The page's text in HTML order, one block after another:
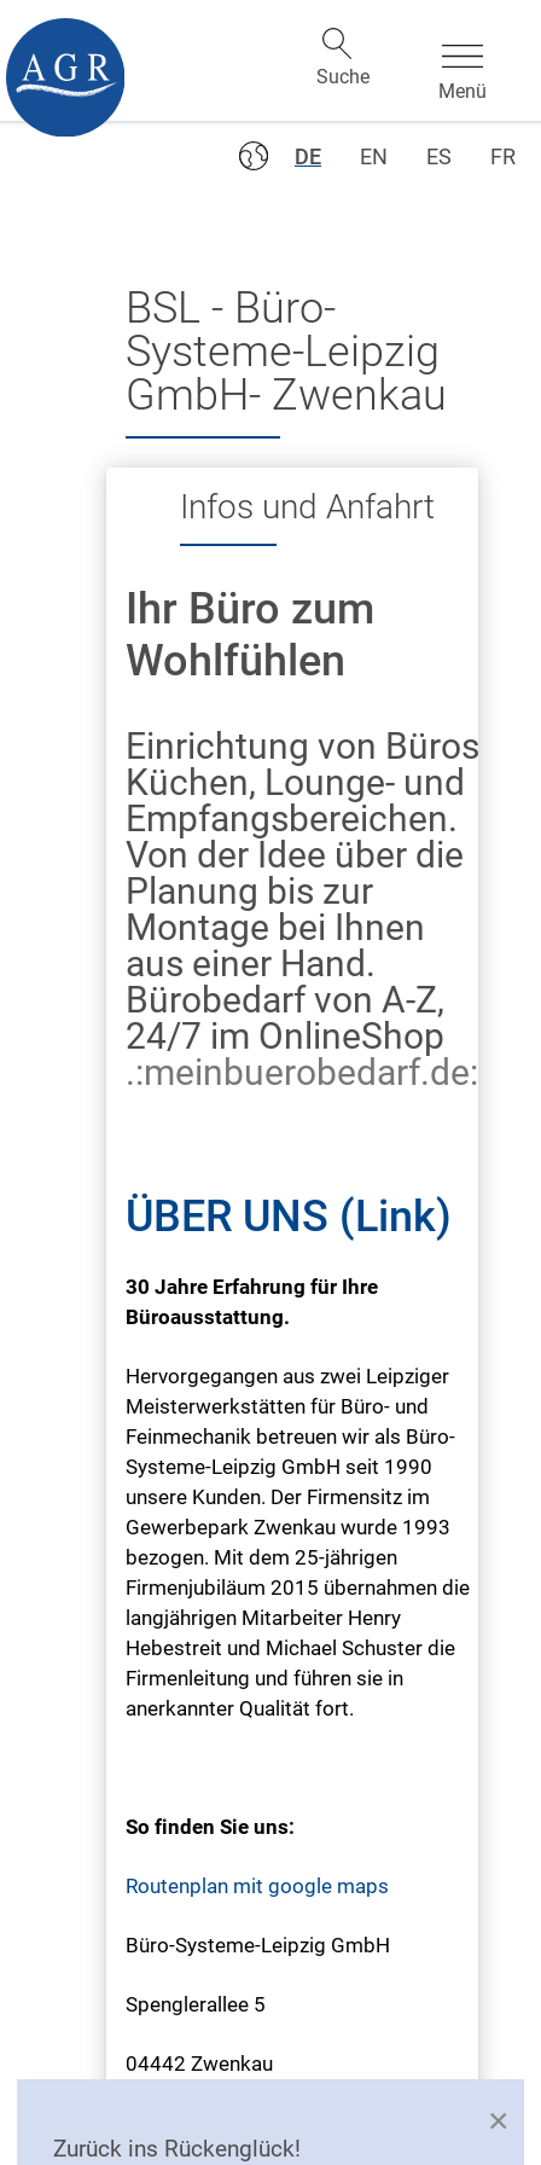
DE EN ES FR
BSL - Büro-
Systeme-Leipzig
GmbH- Zwenkau
Infos und Anfahrt
Ihr Büro zum
Wohlfühlen
Einrichtung von Büros,
Küchen, Lounge- und
Empfangsbereichen.
Von der Idee über die
Planung bis zur
Montage bei Ihnen
aus einer Hand.
Bürobedarf von A-Z,
24/7 im OnlineShop
.:meinbuerobedarf.de:.
ÜBER UNS (Link)
30 Jahre Erfahrung für Ihre
Büroausstattung.
Hervorgegangen aus zwei Leipziger
Meisterwerkstätten für Büro- und
Feinmechanik betreuen wir als Büro-
Systeme-Leipzig GmbH seit 1990
unsere Kunden. Der Firmensitz im
Gewerbepark Zwenkau wurde 1993
bezogen. Mit dem 25-jährigen
Firmenjubiläum 2015 übernahmen die
langjährigen Mitarbeiter Henry
Hebestreit und Michael Schuster die
Firmenleitung und führen sie in
anerkannter Qualität fort.
So finden Sie uns:
Routenplan mit google maps
Büro-Systeme-Leipzig GmbH
Spenglerallee 5
04442 Zwenkau
×
Zurück ins Rückenglück!